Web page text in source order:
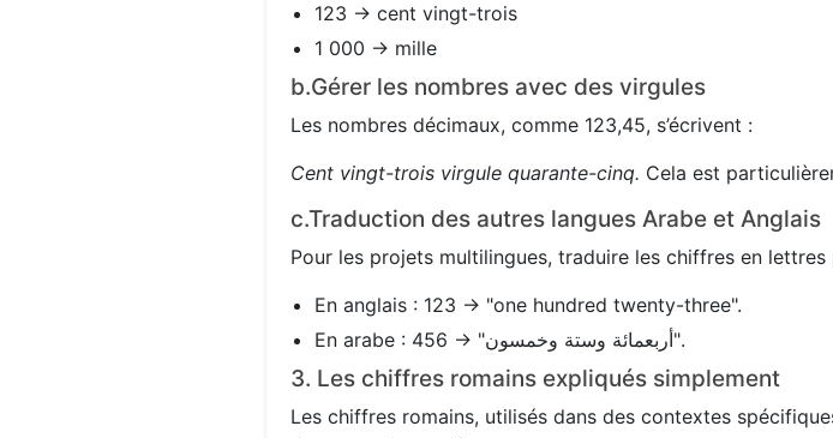
123 → cent vingt-trois
1 000 → mille
b.Gérer les nombres avec des virgules
Les nombres décimaux, comme 123,45, s’écrivent :
Cent vingt-trois virgule quarante-cinq. Cela est
c.Traduction des autres langues Arabe et Anglais
Pour les projets multilingues, traduire les chiffres en lettres
En anglais : 123 → "one hundred twenty-three".
En arabe : 456 → "أربعمائة وستة وخمسون".
3. Les chiffres romains expliqués simplement
Les chiffres romains, utilisés dans des contextes